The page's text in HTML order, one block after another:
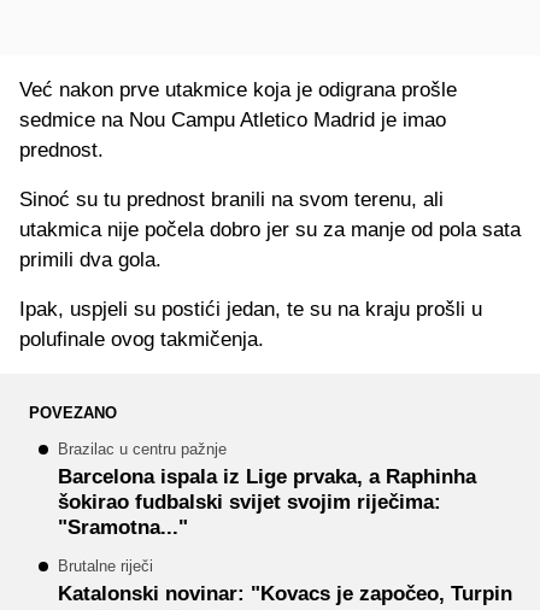
Već nakon prve utakmice koja je odigrana prošle
sedmice na Nou Campu Atletico Madrid je imao
prednost.
Sinoć su tu prednost branili na svom terenu, ali
utakmica nije počela dobro jer su za manje od pola sata
primili dva gola.
Ipak, uspjeli su postići jedan, te su na kraju prošli u
polufinale ovog takmičenja.
POVEZANO
Brazilac u centru pažnje
Barcelona ispala iz Lige prvaka, a Raphinha
šokirao fudbalski svijet svojim riječima:
"Sramotna..."
Brutalne riječi
Katalonski novinar: "Kovacs je započeo, Turpin